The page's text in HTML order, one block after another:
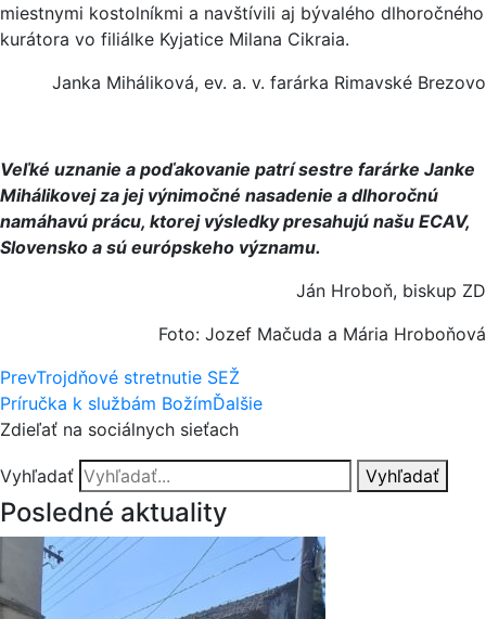
miestnymi kostolníkmi a navštívili aj bývalého dlhoročného
kurátora vo filiálke Kyjatice Milana Cikraia.
Janka Miháliková, ev. a. v. farárka Rimavské Brezovo
Veľké uznanie a poďakovanie patrí sestre farárke Janke
Mihálikovej za jej výnimočné nasadenie a dlhoročnú
namáhavú prácu, ktorej výsledky presahujú našu ECAV,
Slovensko a sú európskeho významu.
Ján Hroboň, biskup ZD
Foto: Jozef Mačuda a Mária Hroboňová
PrevTrojdňové stretnutie SEŽ
Príručka k službám BožímĎalšie
Zdieľať na sociálnych sieťach
Vyhľadať Vyhľadať
Posledné aktuality